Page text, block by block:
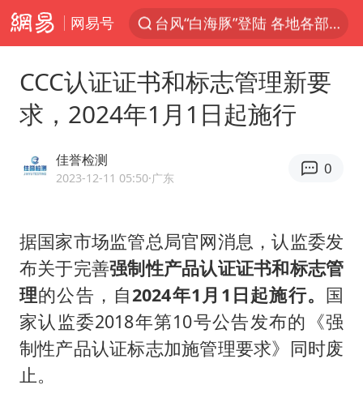
网易号
台风“白海豚”登陆 各地各部门全力应对
多地银行上调存款利率
上海地铁4条线路全线停运
宇树申购 中一签有望赚20万元
武汉3名城管协管员殴打摊主被刑拘
律师谈贾冰私人饭局被偷拍
男子结婚8年3个女儿都不是亲生
白海豚可深入内陆制造大范围风雨
面对面丨蔡磊：与渐冻症抗争 纵使不敌 也不屈服
CCC认证证书和标志管理新要
求，2024年1月1日起施行
佳誉检测
2023-12-11 05:50·广东
0
据国家市场监管总局官网消息，认监委发
布关于完善强制性产品认证证书和标志管
理的公告，自2024年1月1日起施行。 国
家认监委2018年第10号公告发布的《强
制性产品认证标志加施管理要求》同时废
止。